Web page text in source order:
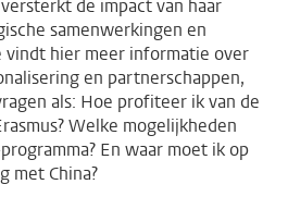
de impact van haar
samenwerkingen en
vindt hier meer informatie over
en partnerschappen,
als: Hoe profiteer ik van de
Welke mogelijkheden
En waar moet ik op
met China?